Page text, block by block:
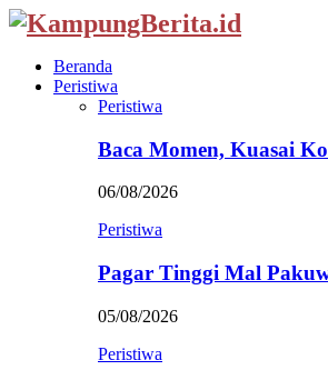
Beranda
Peristiwa
Peristiwa
Baca Momen, Kuasai
06/08/2026
Peristiwa
Pagar Tinggi Mal
05/08/2026
Peristiwa